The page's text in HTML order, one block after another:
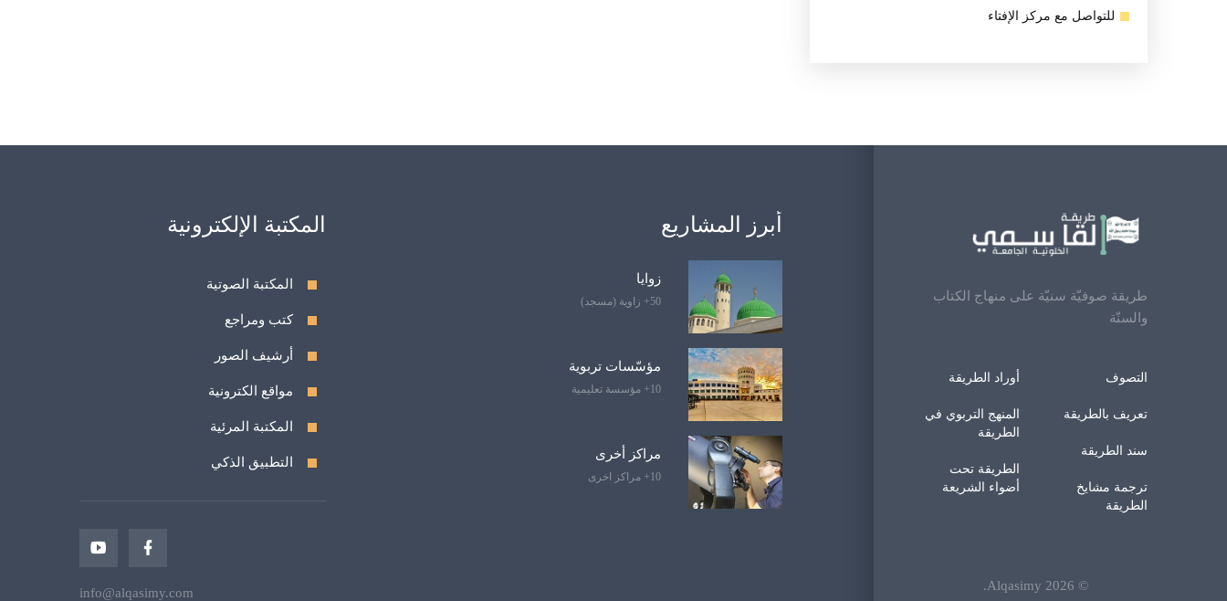
للتواصل مع مركز الإفتاء
طريقة صوفيّة سنيّة على منهاج الكتاب
والسنّة
التصوف
تعريف بالطريقة
سند الطريقة
ترجمة مشايخ
الطريقة
أوراد الطريقة
المنهج التربوي في
الطريقة
الطريقة تحت
أضواء الشريعة
©
2026
Alqasimy
.
أبرز المشاريع
زوايا
50+ زاوية (مسجد)
مؤسّسات تربوية
10+ مؤسسة تعليمية
مراكز أخرى
10+ مراكز اخرى
المكتبة الإلكترونية
المكتبة الصوتية
كتب ومراجع
أرشيف الصور
مواقع الكترونية
المكتبة المرئية
التطبيق الذكي
info@alqasimy.com